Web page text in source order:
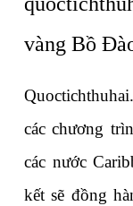
vàng Bồ
các chương
các nước
kết sẽ đồng